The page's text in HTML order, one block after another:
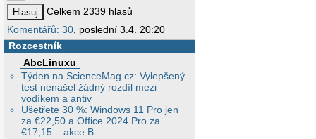
Celkem 2339 hlasů
Komentářů: 30 , poslední 3.4. 20:20
Rozcestník
AbcLinuxu
Týden na ScienceMag.cz: Vylepšený
test nenašel žádný rozdíl mezi
vodíkem a antiv
Ušetřete 30 %: Windows 11 Pro jen
za €22,50 a Office 2024 Pro za
€17,15 – akce B